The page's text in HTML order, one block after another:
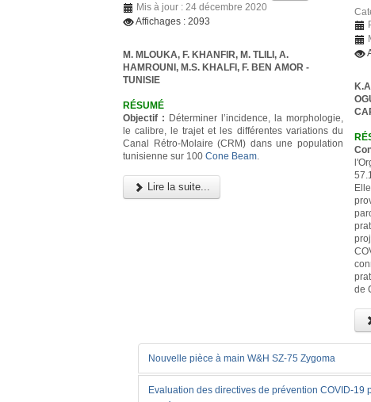
Mis à jour : 24 décembre 2020
Affichages : 2093
M. MLOUKA, F. KHANFIR, M. TLILI, A.
HAMROUNI, M.S. KHALFI, F. BEN AMOR -
TUNISIE
RÉSUMÉ
Objectif : Déterminer l’incidence, la morphologie,
le calibre, le trajet et les différentes variations du
Canal Rétro-Molaire (CRM) dans une population
tunisienne sur 100 Cone Beam.
Lire la suite...
de
Nouvelle pièce à main W&H SZ-75 Zygoma
Evaluation des directives de prévention COVID-